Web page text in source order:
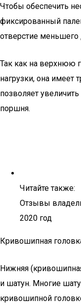
Чтобы обеспечить
фиксированный
отверстие меньшего
Так как на верхнюю
нагрузки, она
позволяет
поршня.
Читайте также:
Отзывы
2020 год
Кривошипная
Нижняя
и шатун. Многие
кривошипной